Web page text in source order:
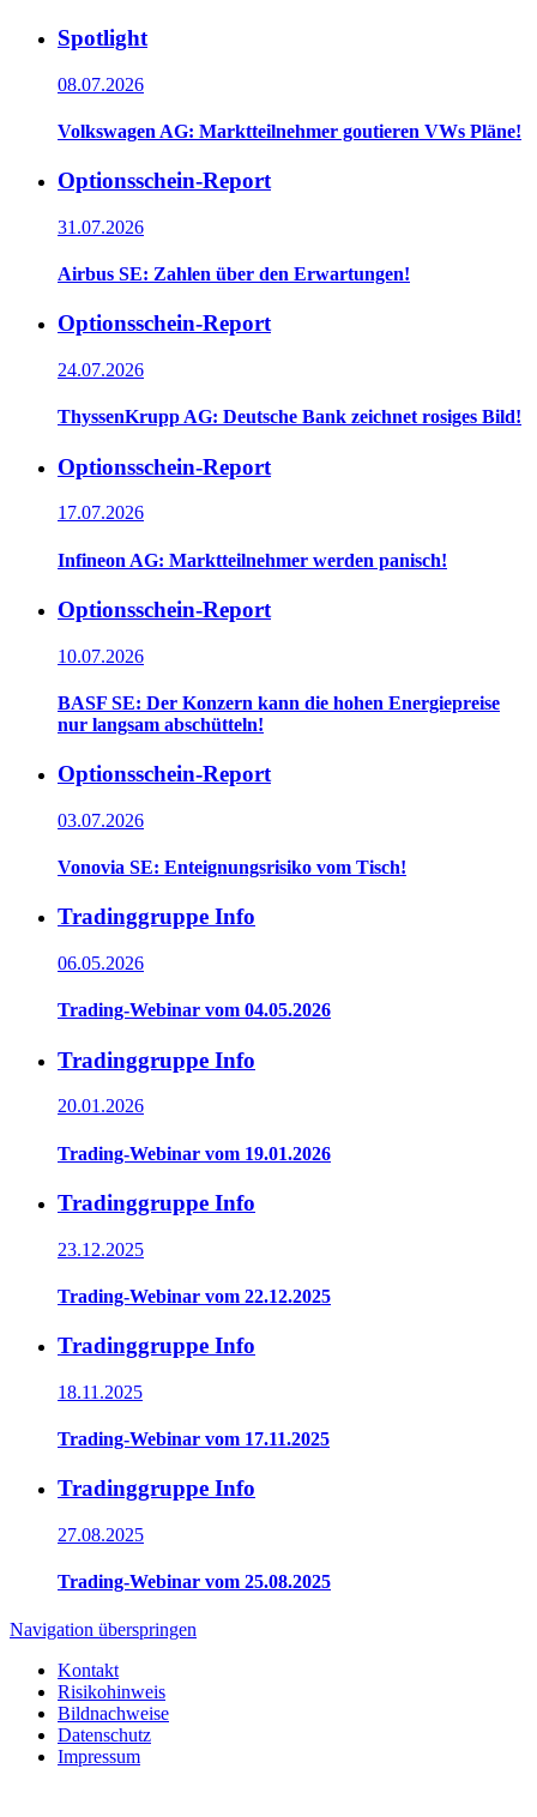
Spotlight
08.07.2026
Volkswagen AG: Marktteilnehmer goutieren VWs Pläne!
Optionsschein-Report
31.07.2026
Airbus SE: Zahlen über den Erwartungen!
Optionsschein-Report
24.07.2026
ThyssenKrupp AG: Deutsche Bank zeichnet rosiges Bild!
Optionsschein-Report
17.07.2026
Infineon AG: Marktteilnehmer werden panisch!
Optionsschein-Report
10.07.2026
BASF SE: Der Konzern kann die hohen Energiepreise
nur langsam abschütteln!
Optionsschein-Report
03.07.2026
Vonovia SE: Enteignungsrisiko vom Tisch!
Tradinggruppe Info
06.05.2026
Trading-Webinar vom 04.05.2026
Tradinggruppe Info
20.01.2026
Trading-Webinar vom 19.01.2026
Tradinggruppe Info
23.12.2025
Trading-Webinar vom 22.12.2025
Tradinggruppe Info
18.11.2025
Trading-Webinar vom 17.11.2025
Tradinggruppe Info
27.08.2025
Trading-Webinar vom 25.08.2025
Navigation überspringen
Kontakt
Risikohinweis
Bildnachweise
Datenschutz
Impressum